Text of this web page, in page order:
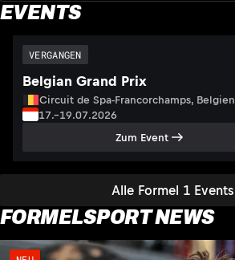
EVENTS
Alle Formel 1 Events
VERGANGEN
Belgian Grand Prix
Circuit de Spa-Francorchamps, Belgien
17.–19.07.2026
Zum Event
FORMELSPORT NEWS